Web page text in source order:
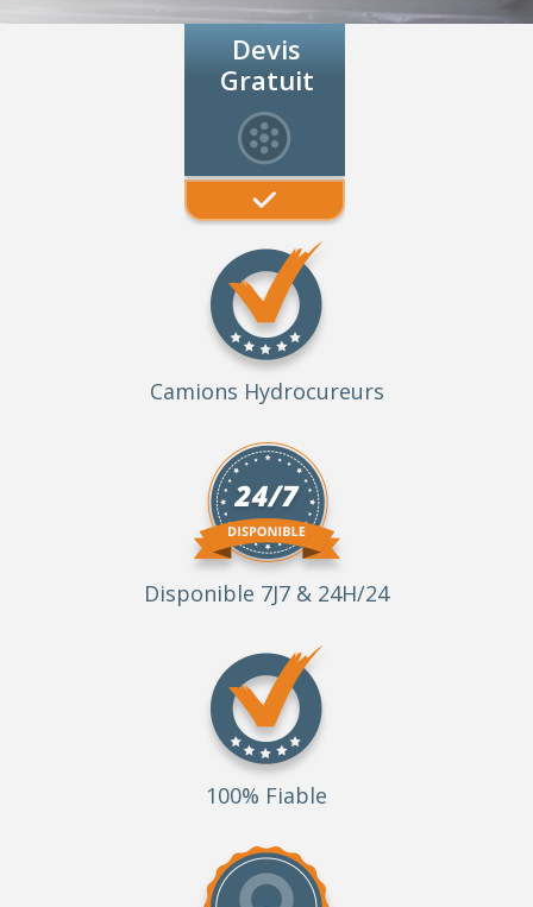
Devis
Gratuit
Camions Hydrocureurs
Disponible 7J7 & 24H/24
100% Fiable